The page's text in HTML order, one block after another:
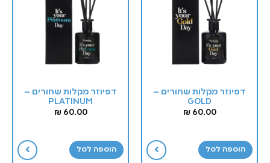
דפיוזר מקלות שחורים –
GOLD
60.00
₪
הוספה לסל
דפיוזר מקלות שחורים –
PLATINUM
60.00
₪
הוספה לסל